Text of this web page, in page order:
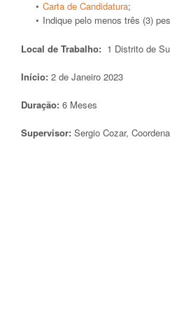
Carta de Candidatura;
Indique pelo menos três (3)
Local de Trabalho: 1 Distrito de
Início: 2 de Janeiro 2023
Duração: 6 Meses
Supervisor: Sergio Cozar,